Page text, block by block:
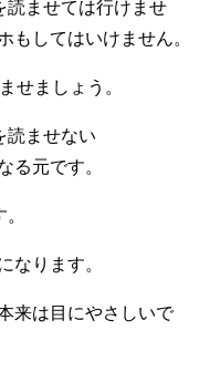
読ませては行けませ
もしてはいけません。
せましょう。
読ませない
る元です。
なります。
来は目にやさしいで